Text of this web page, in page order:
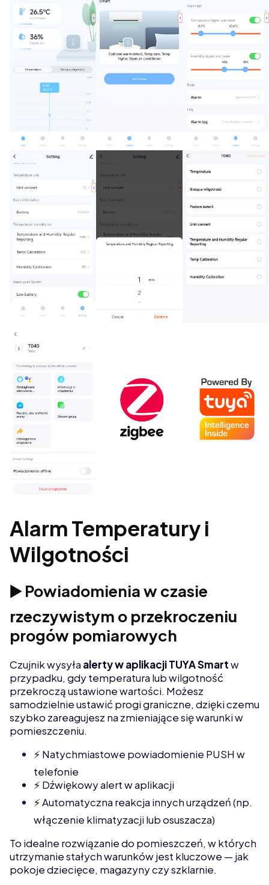
Alarm Temperatury i
Wilgotności
▶️ Powiadomienia w czasie
rzeczywistym o przekroczeniu
progów pomiarowych
Czujnik wysyła alerty w aplikacji TUYA Smartw
przypadku, gdy temperatura lub wilgotność
przekroczą ustawione wartości. Możesz
samodzielnie ustawić progi graniczne, dzięki czemu
szybko zareagujesz na zmieniające się warunki w
pomieszczeniu.
⚡ Natychmiastowe powiadomienie PUSH w
telefonie
⚡ Dźwiękowy alert w aplikacji
⚡ Automatyczna reakcja innych urządzeń (np.
włączenie klimatyzacji lub osuszacza)
To idealne rozwiązanie do pomieszczeń, w których
utrzymanie stałych warunków jest kluczowe — jak
pokoje dziecięce, magazyny czy szklarnie.